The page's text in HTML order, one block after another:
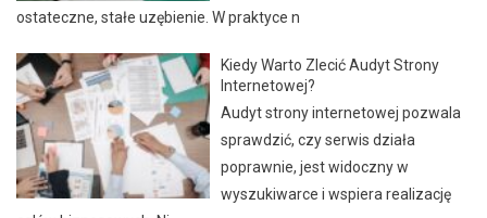
ostateczne, stałe uzębienie. W praktyce n
Kiedy Warto Zlecić Audyt Strony
Internetowej?
Audyt strony internetowej pozwala
sprawdzić, czy serwis działa
poprawnie, jest widoczny w
wyszukiwarce i wspiera realizację